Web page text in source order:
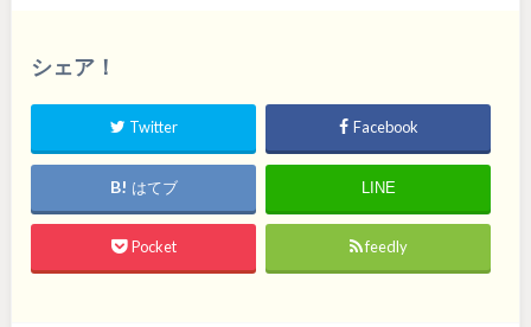
シェア！
Twitter Facebook
はてブ LINE
Pocket feedly